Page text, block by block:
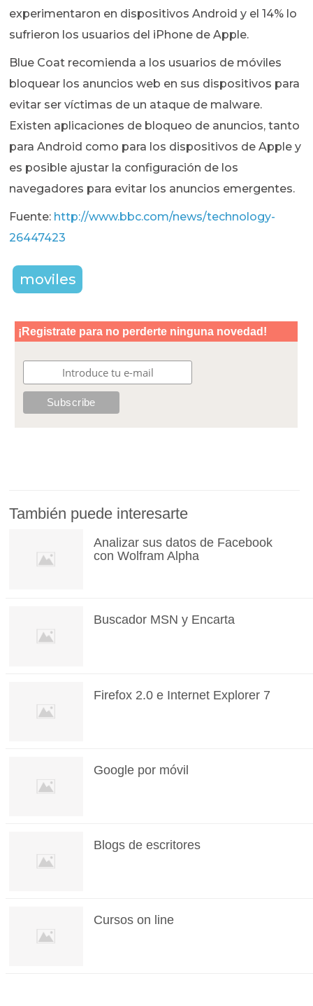
experimentaron en dispositivos Android y el 14% lo
sufrieron los usuarios del iPhone de Apple.
Blue Coat recomienda a los usuarios de móviles
bloquear los anuncios web en sus dispositivos para
evitar ser víctimas de un ataque de malware.
Existen aplicaciones de bloqueo de anuncios, tanto
para Android como para los dispositivos de Apple y
es posible ajustar la configuración de los
navegadores para evitar los anuncios emergentes.
Fuente: http://www.bbc.com/news/technology-
26447423
moviles
También puede interesarte
Analizar sus datos de Facebook
con Wolfram Alpha
Buscador MSN y Encarta
Firefox 2.0 e Internet Explorer 7
Google por móvil
Blogs de escritores
Cursos on line